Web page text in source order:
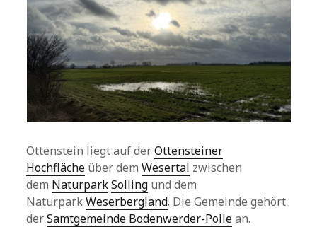
Ottenstein liegt auf derOttensteiner
Hochfläche über demWesertal zwischen
dem NaturparkSolling und dem
NaturparkWeserbergland. Die Gemeinde gehört
derSamtgemeinde Bodenwerder-Pollean.